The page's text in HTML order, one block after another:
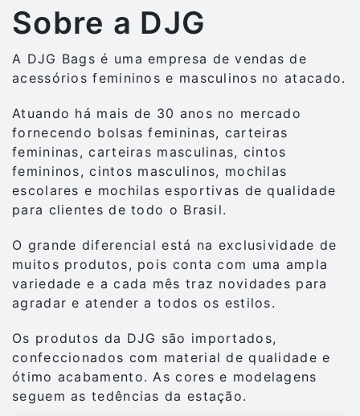
Sobre a DJG
A DJG Bags é uma empresa de vendas de
acessórios femininos e masculinos no atacado.
Atuando há mais de 30 anos no mercado
fornecendo bolsas femininas, carteiras
femininas, carteiras masculinas, cintos
femininos, cintos masculinos, mochilas
escolares e mochilas esportivas de qualidade
para clientes de todo o Brasil.
O grande diferencial está na exclusividade de
muitos produtos, pois conta com uma ampla
variedade e a cada mês traz novidades para
agradar e atender a todos os estilos.
Os produtos da DJG são importados,
confeccionados com material de qualidade e
ótimo acabamento. As cores e modelagens
seguem as tedências da estação.